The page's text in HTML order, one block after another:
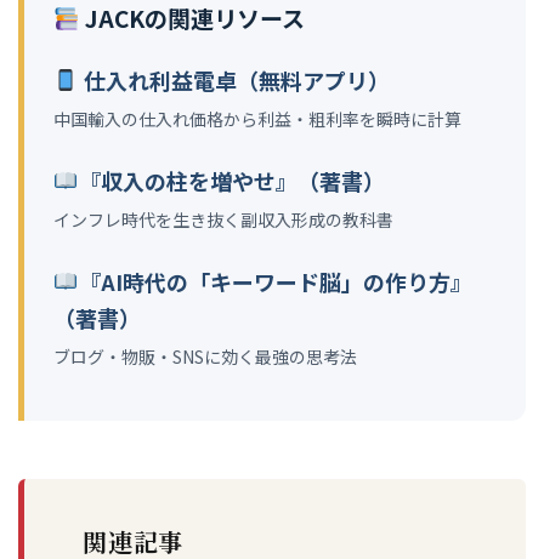
JACKの関連リソース
仕入れ利益電卓（無料アプリ）
中国輸入の仕入れ価格から利益・粗利率を瞬時に計算
『収入の柱を増やせ』（著書）
インフレ時代を生き抜く副収入形成の教科書
『AI時代の「キーワード脳」の作り方』
（著書）
ブログ・物販・SNSに効く最強の思考法
関連記事